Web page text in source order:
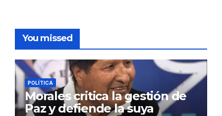
You missed
POLÍTICA
Morales critica la gestión de
Paz y defiende la suya